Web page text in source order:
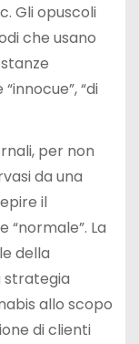
Gli opuscoli
che usano
“di
per non
da una
il
La
della
strategia
allo scopo
di clienti